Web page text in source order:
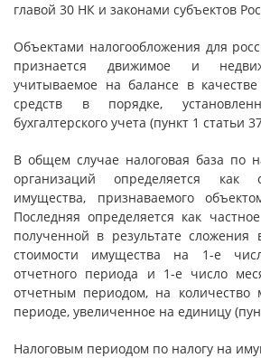
главой 30 НК и законами субъектов
Объектами налогообложения для
признается движимое и
учитываемое на балансе в
средств в порядке,
бухгалтерского учета (пункт 1 статьи
В общем случае налоговая база по
организаций определяется как
имущества, признаваемого
Последняя определяется как
полученной в результате сложения
стоимости имущества на 1-е
отчетного периода и 1-е число
отчетным периодом, на количество
периоде, увеличенное на единицу
Налоговым периодом по налогу на